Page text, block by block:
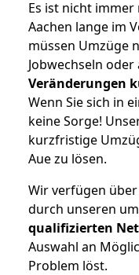
Es ist nicht
Aachen lange im
müssen Umzüge
Jobwechseln
Veränderungen
Wenn Sie sich in
keine Sorge!
kurzfristige
Aue zu lösen.
Wir verfügen
durch unseren
qualifizierten
Auswahl an
Problem löst.